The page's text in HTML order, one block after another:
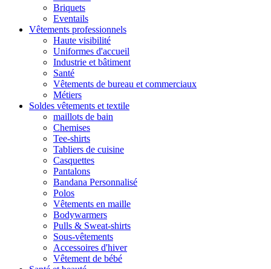
Briquets
Eventails
Vêtements professionnels
Haute visibilité
Uniformes d'accueil
Industrie et bâtiment
Santé
Vêtements de bureau et commerciaux
Métiers
Soldes vêtements et textile
maillots de bain
Chemises
Tee-shirts
Tabliers de cuisine
Casquettes
Pantalons
Bandana Personnalisé
Polos
Vêtements en maille
Bodywarmers
Pulls & Sweat-shirts
Sous-vêtements
Accessoires d'hiver
Vêtement de bébé